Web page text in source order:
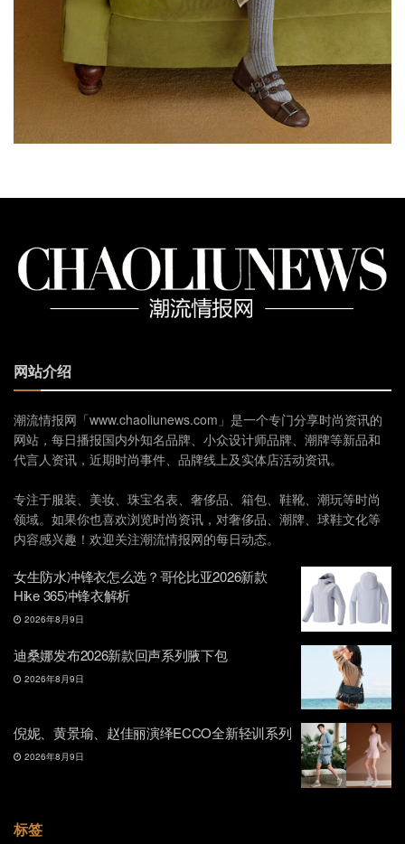
网站介绍
潮流情报网「www.chaoliunews.com」是一个专门分享时尚资讯的
网站，每日播报国内外知名品牌、小众设计师品牌、潮牌等新品和
代言人资讯，近期时尚事件、品牌线上及实体店活动资讯。
专注于服装、美妆、珠宝名表、奢侈品、箱包、鞋靴、潮玩等时尚
领域。如果你也喜欢浏览时尚资讯，对奢侈品、潮牌、球鞋文化等
内容感兴趣！欢迎关注潮流情报网的每日动态。
女生防水冲锋衣怎么选？哥伦比亚2026新款
Hike 365冲锋衣解析
2026年8月9日
迪桑娜发布2026新款回声系列腋下包
2026年8月9日
倪妮、黄景瑜、赵佳丽演绎ECCO全新轻训系列
2026年8月9日
标签